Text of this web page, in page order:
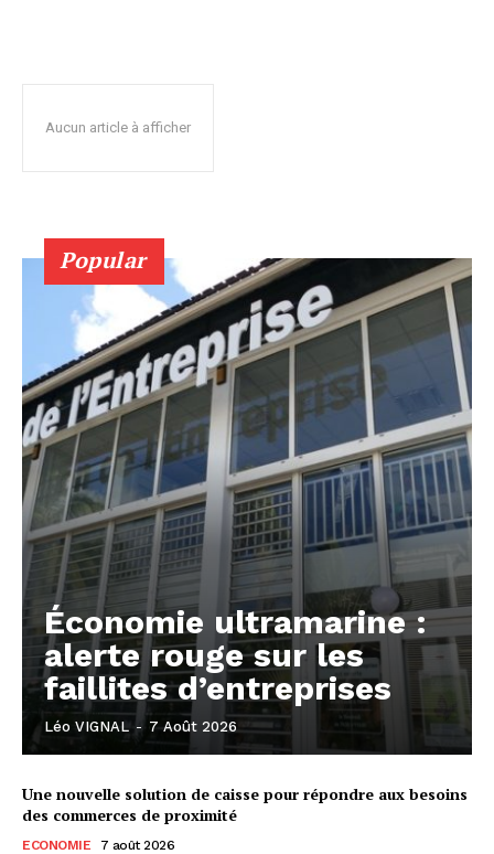
Aucun article à afficher
Popular
Économie ultramarine :
alerte rouge sur les
faillites d’entreprises
Léo VIGNAL - 7 Août 2026
Une nouvelle solution de caisse pour répondre aux besoins
des commerces de proximité
ECONOMIE 7 août 2026